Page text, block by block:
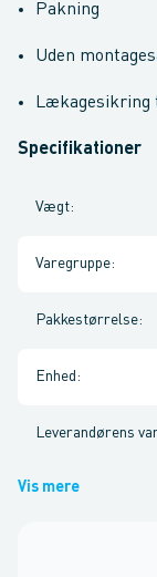
Pakning
Uden
Lækagesikring
Specifikationer
Vægt:
Varegruppe:
Pakkestørrelse:
Enhed :
Leverandørens
Vis mere